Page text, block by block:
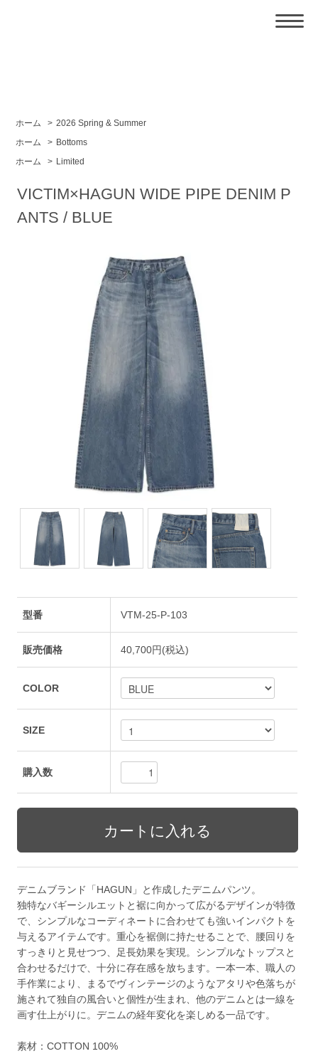
ホーム > 2026 Spring & Summer
ホーム
> Bottoms
ホーム
> Limited
VICTIM×HAGUN WIDE PIPE DENIM P
ANTS / BLUE
型番 VTM-25-P-103
販売価格 40,700円(税込)
COLOR
SIZE
購入数
デニムブランド「HAGUN」と作成したデニムパンツ。
独特なバギーシルエットと裾に向かって広がるデザインが特徴
で、シンプルなコーディネートに合わせても強いインパクトを
与えるアイテムです。重心を裾側に持たせることで、腰回りを
すっきりと見せつつ、足長効果を実現。シンプルなトップスと
合わせるだけで、十分に存在感を放ちます。一本一本、職人の
手作業により、まるでヴィンテージのようなアタリや色落ちが
施されて独自の風合いと個性が生まれ、他のデニムとは一線を
画す仕上がりに。デニムの経年変化を楽しめる一品です。
素材：COTTON 100%